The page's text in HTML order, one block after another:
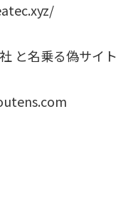
と名乗る偽サイト